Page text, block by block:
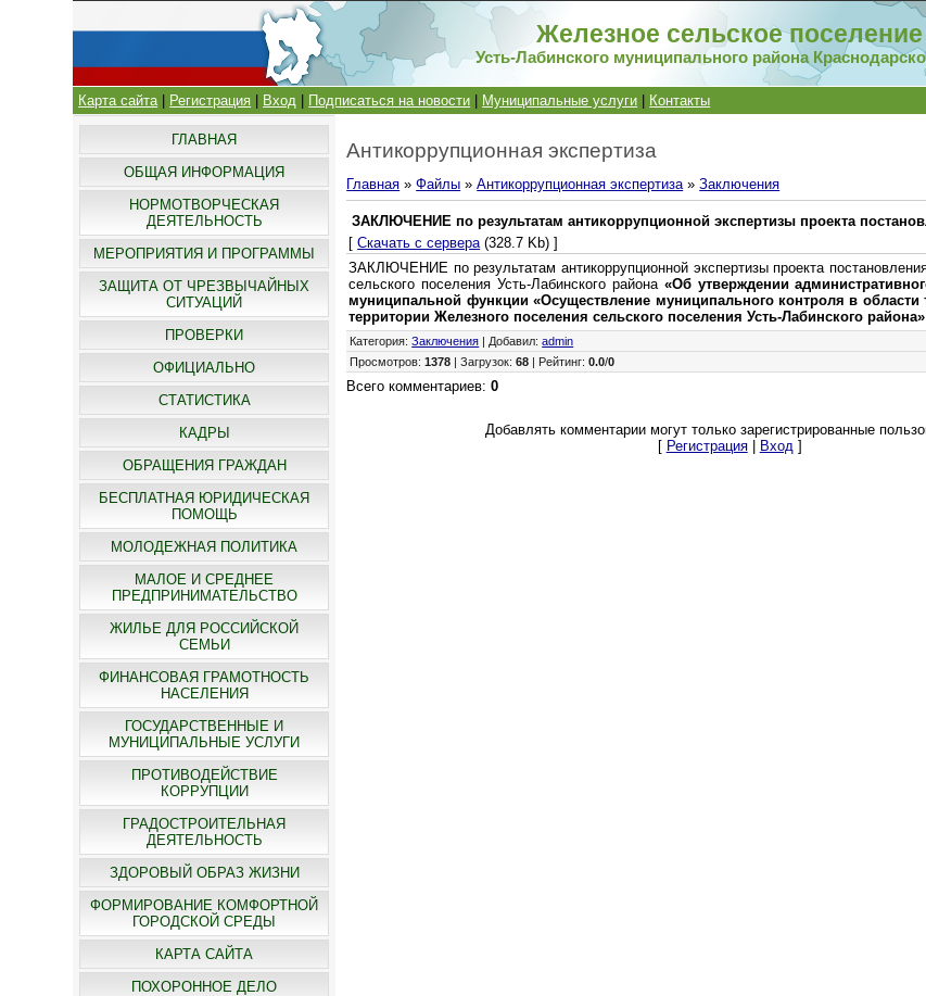
Железное сельское поселение
Усть-Лабинского муниципального района
Карта сайта| Регистрация Вход Подписаться на новости Муниципальные услуги Контакты
ГЛАВНАЯ
ОБЩАЯ ИНФОРМАЦИЯ
НОРМОТВОРЧЕСКАЯ
ДЕЯТЕЛЬНОСТЬ
МЕРОПРИЯТИЯ И ПРОГРАММЫ
ЗАЩИТА ОТ ЧРЕЗВЫЧАЙНЫХ
СИТУАЦИЙ
ПРОВЕРКИ
ОФИЦИАЛЬНО
СТАТИСТИКА
КАДРЫ
ОБРАЩЕНИЯ ГРАЖДАН
БЕСПЛАТНАЯ ЮРИДИЧЕСКАЯ
ПОМОЩЬ
МОЛОДЕЖНАЯ ПОЛИТИКА
МАЛОЕ И СРЕДНЕЕ
ПРЕДПРИНИМАТЕЛЬСТВО
ЖИЛЬЕ ДЛЯ РОССИЙСКОЙ
СЕМЬИ
ФИНАНСОВАЯ ГРАМОТНОСТЬ
НАСЕЛЕНИЯ
ГОСУДАРСТВЕННЫЕ И
МУНИЦИПАЛЬНЫЕ УСЛУГИ
ПРОТИВОДЕЙСТВИЕ
КОРРУПЦИИ
ГРАДОСТРОИТЕЛЬНАЯ
ДЕЯТЕЛЬНОСТЬ
ЗДОРОВЫЙ ОБРАЗ ЖИЗНИ
ФОРМИРОВАНИЕ КОМФОРТНОЙ
ГОРОДСКОЙ СРЕДЫ
КАРТА САЙТА
ПОХОРОННОЕ ДЕЛО
Антикоррупционная экспертиза
Главная »Файлы »Антикоррупционная экспертиза»Заключения
ЗАКЛЮЧЕНИЕ по результатам антикоррупционной экспертизы проекта
[Скачать с сервера(328.7 Kb) ]
ЗАКЛЮЧЕНИЕ по результатам антикоррупционной экспертизы проекта
сельского поселения Усть-Лабинского района «Об утверждении
муниципальной функции «Осуществление муниципального контроля в области
территории Железного поселения сельского поселения Усть-Лабинского района»
Категория:Заключения Добавил:admin
Просмотров:1378 |Загрузок:68 Рейтинг:0.0/0
Всего комментариев:0
Добавлять комментарии могут только зарегистрированные
[ Регистрация| Вход]